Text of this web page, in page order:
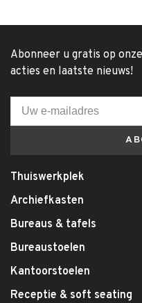
Abonneer u gratis op
acties en laatste nieuws!
Thuiswerkplek
Archiefkasten
Bureaus & tafels
Bureaustoelen
Kantoorstoelen
Receptie & soft seating